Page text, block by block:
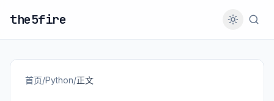
the5fire
首页/Python/正文